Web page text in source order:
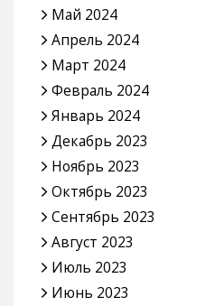
Май 2024
Апрель 2024
Март 2024
Февраль 2024
Январь 2024
Декабрь 2023
Ноябрь 2023
Октябрь 2023
Сентябрь 2023
Август 2023
Июль 2023
Июнь 2023